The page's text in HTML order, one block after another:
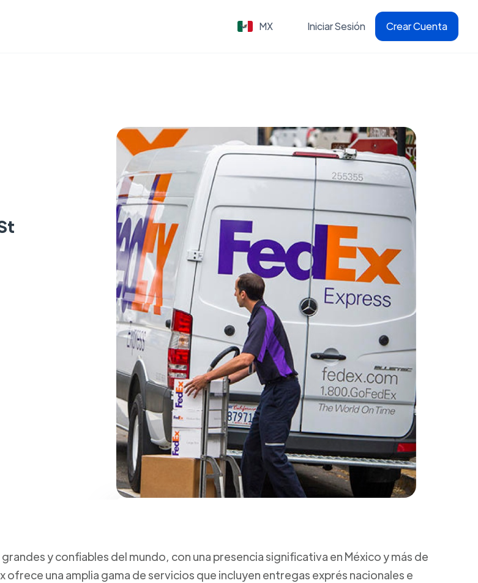
MX Iniciar Sesión Crear Cuenta
y confiables del mundo, con una presencia significativa en México y más de
ofrece una amplia gama de servicios que incluyen entregas exprés nacionales e